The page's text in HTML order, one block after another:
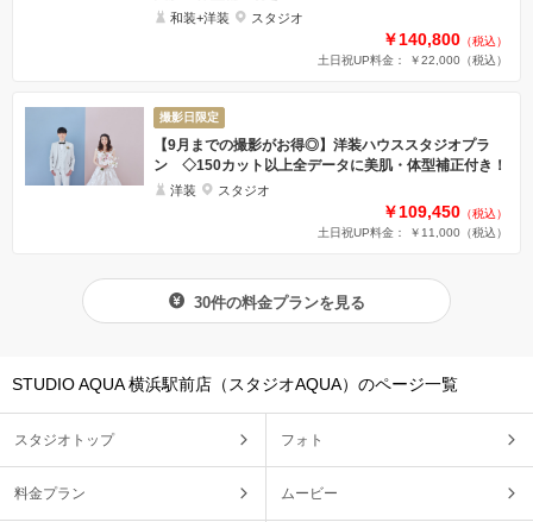
和装+洋装 スタジオ
￥140,800 （税込）
土日祝UP料金： ￥22,000 （税込）
撮影日限定
【9月までの撮影がお得◎】洋装ハウススタジオプラ
ン ◇150カット以上全データに美肌・体型補正付き！
洋装 スタジオ
￥109,450 （税込）
土日祝UP料金： ￥11,000 （税込）
30件の料金プランを見る
STUDIO AQUA 横浜駅前店（スタジオAQUA）のページ一覧
スタジオトップ フォト
料金プラン ムービー